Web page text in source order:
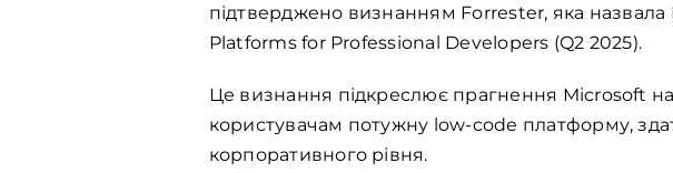
підтверджено визнанням Forrester, яка
Platforms for Professional Developers (Q2 2025).
Це визнання підкреслює прагнення Microsoft
користувачам потужну low-code платформу,
корпоративного рівня.